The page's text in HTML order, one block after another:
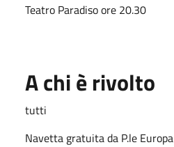
Teatro Paradiso ore 20.30
A chi è rivolto
tutti
Navetta gratuita da P.le